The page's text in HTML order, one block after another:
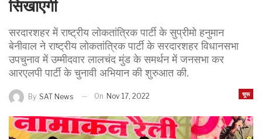
सिखाएगी
सरदारशहर में राष्ट्रीय लोकतांत्रिक पार्टी के सुप्रीमो हनुमान
बेनीवाल ने राष्ट्रीय लोकतांत्रिक पार्टी के सरदारशहर विधानसभा
उपचुनाव में उम्मीदवार लालचंद मुंड के समर्थन में जनसभा कर
आरएलपी पार्टी के चुनावी अभियान की शुरुआत की.
चूरू
By SAT News On Nov 17, 2022